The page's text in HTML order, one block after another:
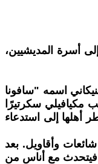
أسرة المديشيين،
اسمه "سافونا
الراهب وأُعدم وأُحرقت جثته عام 1498. بعد بضعة أشهر انتُخب مكيافيلي سكرتيرًا
أهلها إلى استدعاء
وأقاويل. بعد
فيتحدث مع أناس من